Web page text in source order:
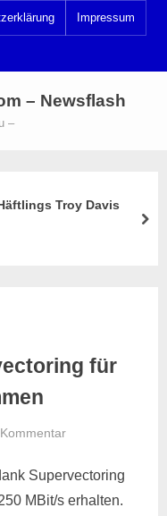
Impressum
– Newsflash
–
Troy Davis
für
zu
Tarife
mit
Supervectoring
MBit/s erhalten.